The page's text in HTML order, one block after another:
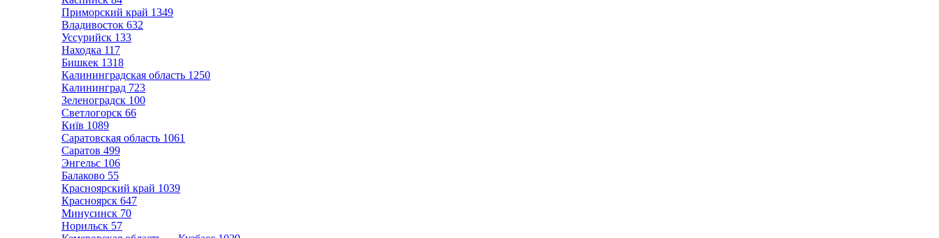
Приморский край 1349
Владивосток 632
Уссурийск 133
Находка 117
Бишкек 1318
Калининградская область 1250
Калининград 723
Зеленоградск 100
Светлогорск 66
Київ 1089
Саратовская область 1061
Саратов 499
Энгельс 106
Балаково 55
Красноярский край 1039
Красноярск 647
Минусинск 70
Норильск 57